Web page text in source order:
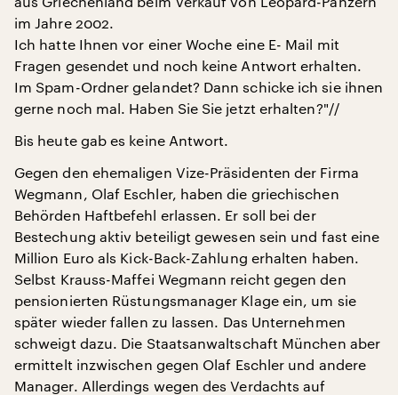
im Jahre 2002.
Ich hatte Ihnen vor einer Woche eine E- Mail mit
Fragen gesendet und noch keine Antwort erhalten.
Im Spam-Ordner gelandet? Dann schicke ich sie ihnen
gerne noch mal. Haben Sie Sie jetzt erhalten?"//
Bis heute gab es keine Antwort.
Gegen den ehemaligen Vize-Präsidenten der Firma
Wegmann, Olaf Eschler, haben die griechischen
Behörden Haftbefehl erlassen. Er soll bei der
Bestechung aktiv beteiligt gewesen sein und fast eine
Million Euro als Kick-Back-Zahlung erhalten haben.
Selbst Krauss-Maffei Wegmann reicht gegen den
pensionierten Rüstungsmanager Klage ein, um sie
später wieder fallen zu lassen. Das Unternehmen
schweigt dazu. Die Staatsanwaltschaft München aber
ermittelt inzwischen gegen Olaf Eschler und andere
Manager. Allerdings wegen des Verdachts auf